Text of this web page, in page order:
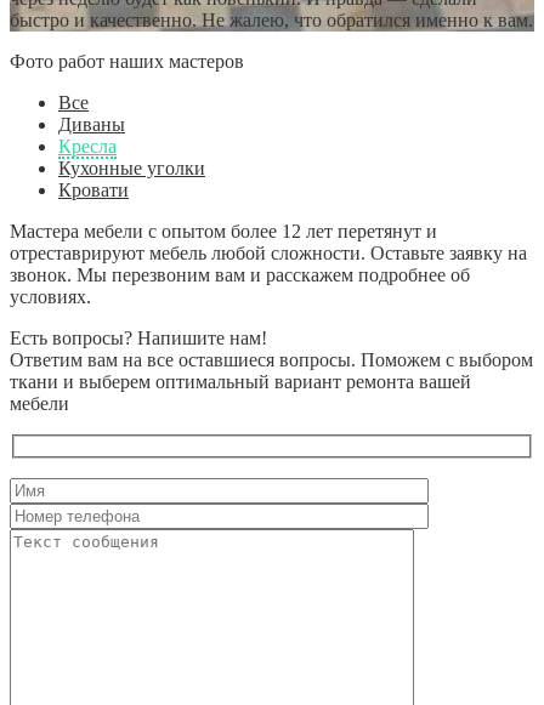
быстро и качественно. Не жалею, что обратился именно к вам.
Фото работ наших мастеров
Все
Диваны
Кресла
Кухонные уголки
Кровати
Мастера мебели с опытом более 12 лет перетянут и
отреставрируют мебель любой сложности. Оставьте заявку на
звонок. Мы перезвоним вам и расскажем подробнее об
условиях.
Есть вопросы? Напишите нам!
Ответим вам на все оставшиеся вопросы. Поможем с выбором
ткани и выберем оптимальный вариант ремонта вашей
мебели